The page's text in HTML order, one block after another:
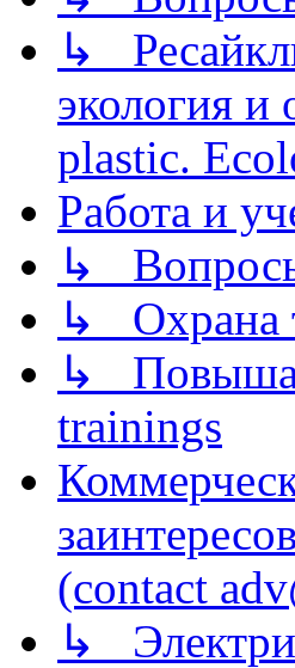
↳
экология
plastic.
Работа и
↳ Вопросы
↳ Охрана
↳
trainings
(contact
↳